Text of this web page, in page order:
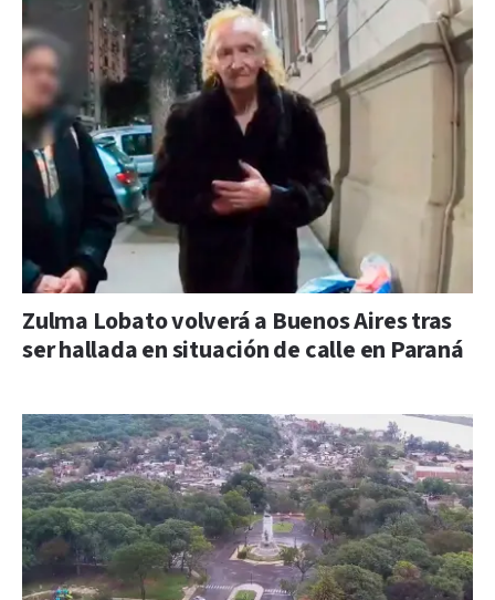
Zulma Lobato volverá a Buenos Aires tras
ser hallada en situación de calle en Paraná